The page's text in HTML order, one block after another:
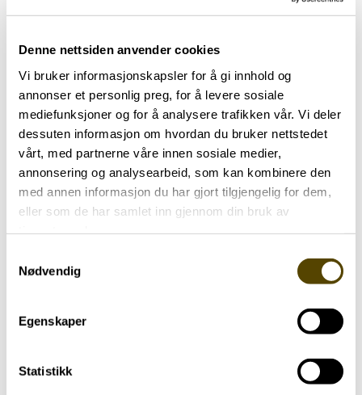
Denne nettsiden anvender cookies
Vi bruker informasjonskapsler for å gi innhold og
annonser et personlig preg, for å levere sosiale
mediefunksjoner og for å analysere trafikken vår. Vi deler
dessuten informasjon om hvordan du bruker nettstedet
vårt, med partnerne våre innen sosiale medier,
annonsering og analysearbeid, som kan kombinere den
med annen informasjon du har gjort tilgjengelig for dem,
eller som de har samlet inn gjennom din bruk av
Nødvendig
Egenskaper
Statistikk
fire regionale helseforetakene (RHF). Det vil
nasjonal utvidelse av ParkinsonNet i Norge fra
2020. Det er derfor viktig at de er med på å
vurdere erfaringene vi har gjort så langt og
hjelpe prosjektet med å definere hva som må til
for å få et norsk ParkinsonNet på plass.
Innspillene fra RHF vil også være viktige i
anbefalingene som skal gå til Helse- og
omsorgsdepartementet om hvor vidt
ParkinsonNet skal implementeres nasjonalt.
Utprøving av en nederlandsk modell i norske
holder prosjektet stø kurs. Norges
Parkinsonforbund er sentrale i seilasen og hjelper
Personer med parkinson skal få bedre tjenester.